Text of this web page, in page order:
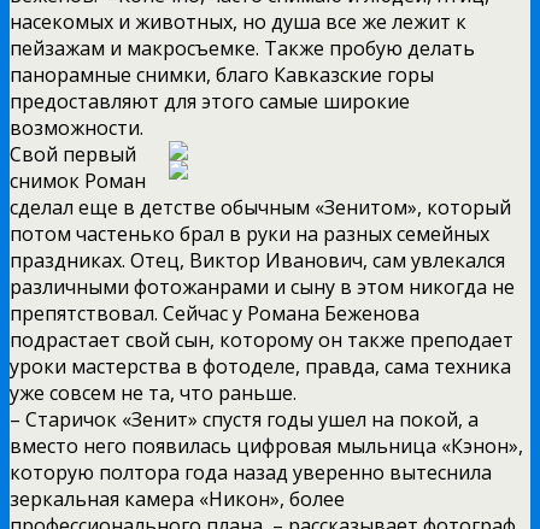
насекомых и животных, но душа все же лежит к
пейзажам и макросъемке. Также пробую делать
панорамные снимки, благо Кавказские горы
предоставляют для этого самые широкие
возможности.
Свой первый
снимок Роман
сделал еще в детстве обычным «Зенитом», который
потом частенько брал в руки на разных семейных
праздниках. Отец, Виктор Иванович, сам увлекался
различными фотожанрами и сыну в этом никогда не
препятствовал. Сейчас у Романа Беженова
подрастает свой сын, которому он также преподает
уроки мастерства в фотоделе, правда, сама техника
уже совсем не та, что раньше.
– Старичок «Зенит» спустя годы ушел на покой, а
вместо него появилась цифровая мыльница «Кэнон»,
которую полтора года назад уверенно вытеснила
зеркальная камера «Никон», более